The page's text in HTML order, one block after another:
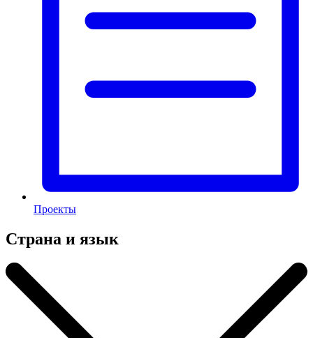
Проекты
Страна и язык